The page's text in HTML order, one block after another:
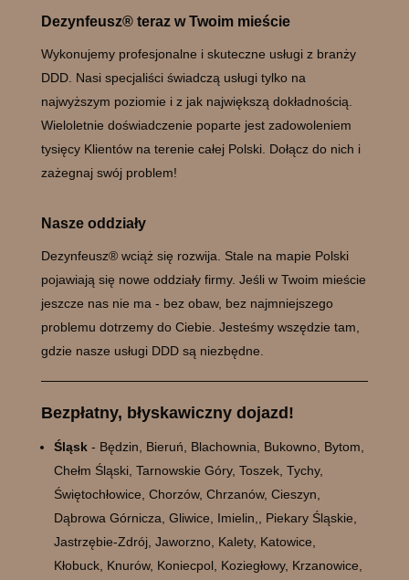
Dezynfeusz® teraz w Twoim mieście
Wykonujemy profesjonalne i skuteczne usługi z branży
DDD. Nasi specjaliści świadczą usługi tylko na
najwyższym poziomie i z jak największą dokładnością.
Wieloletnie doświadczenie poparte jest zadowoleniem
tysięcy Klientów na terenie całej Polski. Dołącz do nich i
zażegnaj swój problem!
Nasze oddziały
Dezynfeusz® wciąż się rozwija. Stale na mapie Polski
pojawiają się nowe oddziały firmy. Jeśli w Twoim mieście
jeszcze nas nie ma - bez obaw, bez najmniejszego
problemu dotrzemy do Ciebie. Jesteśmy wszędzie tam,
gdzie nasze usługi DDD są niezbędne.
Bezpłatny, błyskawiczny dojazd!
Śląsk- Będzin, Bieruń, Blachownia, Bukowno, Bytom,
Chełm Śląski, Tarnowskie Góry, Toszek, Tychy,
Świętochłowice, Chorzów, Chrzanów, Cieszyn,
Dąbrowa Górnicza, Gliwice, Imielin,, Piekary Śląskie,
Jastrzębie-Zdrój, Jaworzno, Kalety, Katowice,
Kłobuck, Knurów, Koniecpol, Koziegłowy, Krzanowice,